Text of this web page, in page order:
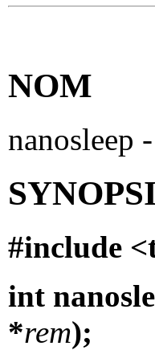
NOM
nanosleep
#include
int
*rem);